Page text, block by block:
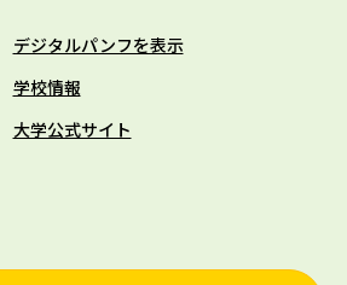
デジタルパンフを表示
学校情報
大学公式サイト